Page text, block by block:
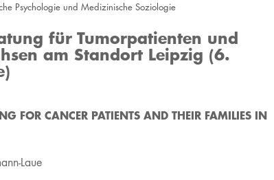
Psychologie und Medizinische Soziologie
für Tumorpatienten und
am Standort Leipzig (6.
FOR CANCER PATIENTS AND THEIR FAMILIES IN
Laue